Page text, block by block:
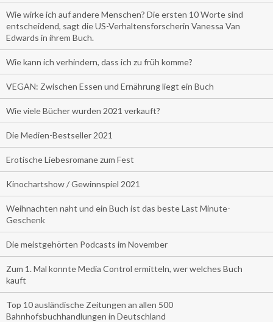
Wie wirke ich auf andere Menschen? Die ersten 10 Worte sind
entscheidend, sagt die US-Verhaltensforscherin Vanessa Van
Edwards in ihrem Buch.
Wie kann ich verhindern, dass ich zu früh komme?
VEGAN: Zwischen Essen und Ernährung liegt ein Buch
Wie viele Bücher wurden 2021 verkauft?
Die Medien-Bestseller 2021
Erotische Liebesromane zum Fest
Kinochartshow / Gewinnspiel 2021
Weihnachten naht und ein Buch ist das beste Last Minute-
Geschenk
Die meistgehörten Podcasts im November
Zum 1. Mal konnte Media Control ermitteln, wer welches Buch
kauft
Top 10 ausländische Zeitungen an allen 500
Bahnhofsbuchhandlungen in Deutschland